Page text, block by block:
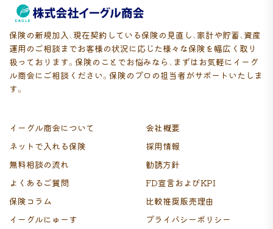
保険の新規加入、現在契約している保険の見直し、家計や貯蓄、資産
運用のご相談までお客様の状況に応じた様々な保険を幅広く取り
扱っております。保険のことでお悩みなら、まずはお気軽にイーグ
ル商会にご相談ください。保険のプロの担当者がサポートいたしま
す。
イーグル商会について
ネットで入れる保険
無料相談の流れ
よくあるご質問
保険コラム
イーグルにゅーす
会社概要
採用情報
勧誘方針
FD宣言およびKPI
比較推奨販売理由
プライバシーポリシー